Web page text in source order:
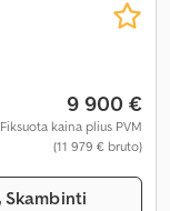
9 900 €
Fiksuota kaina plius PVM
(11 979 € bruto)
Skambinti